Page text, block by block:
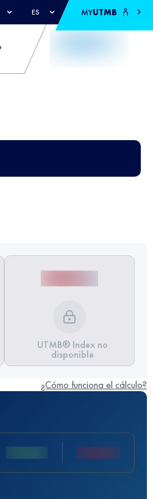
ES MYUTMB
UTMB® Index no
disponible
¿Cómo funciona el cálculo?